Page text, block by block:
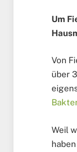
Um
Von
über
Weil